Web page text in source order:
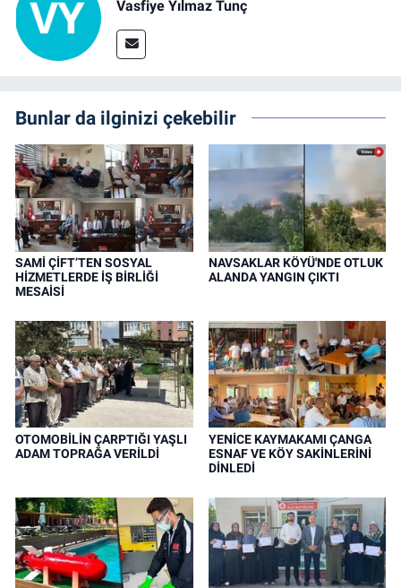
Vasfiye Yılmaz Tunç
Bunlar da ilginizi çekebilir
SAMİ ÇİFT’TEN SOSYAL
HİZMETLERDE İŞ BİRLİĞİ
MESAİSİ
NAVSAKLAR KÖYÜ'NDE OTLUK
ALANDA YANGIN ÇIKTI
OTOMOBİLİN ÇARPTIĞI YAŞLI
ADAM TOPRAĞA VERİLDİ
YENİCE KAYMAKAMI ÇANGA
ESNAF VE KÖY SAKİNLERİNİ
DİNLEDİ